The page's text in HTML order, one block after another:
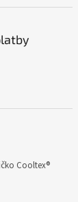
Cooltex®